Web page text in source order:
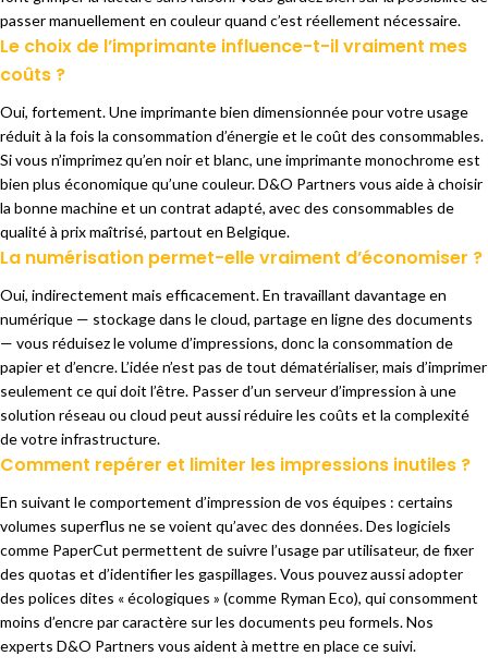
passermanuellement en couleur quand c’est réellement nécessaire.
Le choix de l’imprimante influence-t-il vraiment mes
coûts ?
Oui, fortement. Une imprimante bien dimensionnée pour votre usage
réduit à la fois la consommation d’énergie et le coût des consommables.
Si vous n’imprimezqu’en noir et blanc, uneimprimante monochrome est
bien plus économique qu’unecouleur. D&O Partners vous aideà choisir
la bonne machineet un contrat adapté, avec des consommables de
qualité à prix maîtrisé, partout en Belgique.
La numérisation permet-elle vraiment d’économiser ?
Oui, indirectement mais efficacement. En travaillant davantage en
numérique — stockage dans le cloud, partage en ligne des documents
— vous réduisez levolume d’impressions, donc la consommation de
papier et d’encre.L’idée n’est pas de tout dématérialiser, mais d’imprimer
seulement ce qui doit l’être. Passerd’un serveur d’impression à une
solution réseau ou cloud peut aussiréduire les coûts et la complexité
de votre infrastructure.
Comment repérer et limiter les impressions inutiles ?
En suivant lecomportement d’impression de vos équipes : certains
volumes superflus ne se voient qu’avec des données. Des logiciels
comme PaperCut permettent de suivre l’usagepar utilisateur, de fixer
des quotas et d’identifier les gaspillages. Vous pouvez aussi adopter
des polices dites «écologiques » (comme Ryman Eco), qui consomment
moins d’encre par caractère sur les documents peu formels. Nos
experts D&O Partners vous aident à mettre en place ce suivi.